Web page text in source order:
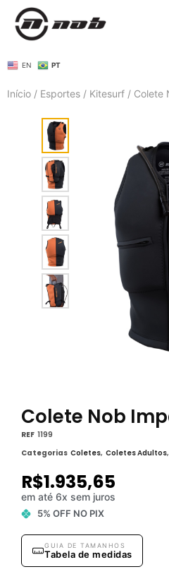
EN PT
Início / Esportes / Kitesurf / Colete
Colete Nob
REF 1199
Categorias Coletes, Coletes Adultos,
R$1.935,65
em até 6x sem juros
5% OFF NO PIX
GUIA DE TAMANHOS
Tabela de medidas